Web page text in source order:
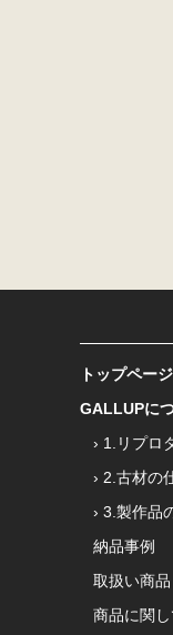
トップページ
GALLUPに
› 1.リプロ
› 2.古材の
› 3.製作品
納品事例
取扱い商品
商品に関し